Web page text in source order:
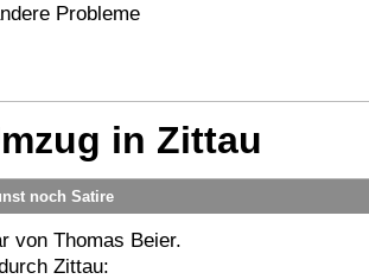
Probleme
in Zittau
noch Satire
von Thomas Beier.
Zittau: